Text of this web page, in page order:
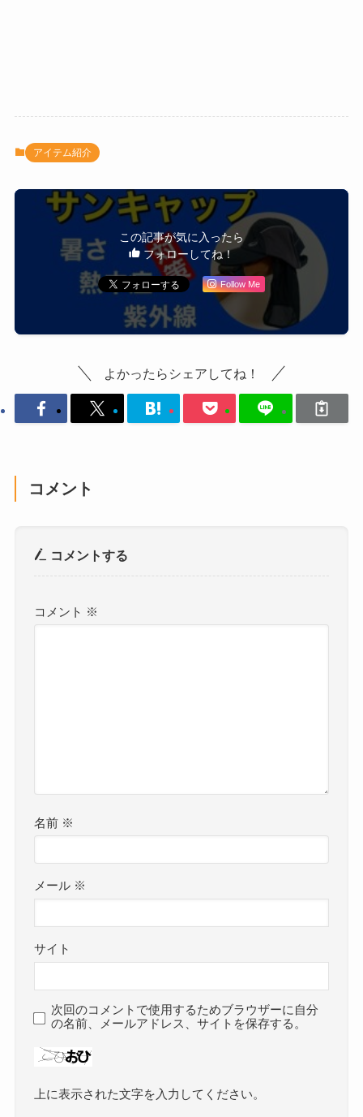
アイテム紹介
この記事が気に入ったら
フォローしてね！
Follow Me
よかったらシェアしてね！
コメント
コメントする
コメント ※
名前 ※
メール ※
サイト
次回のコメントで使用するためブラウザーに自分
の名前、メールアドレス、サイトを保存する。
上に表示された文字を入力してください。